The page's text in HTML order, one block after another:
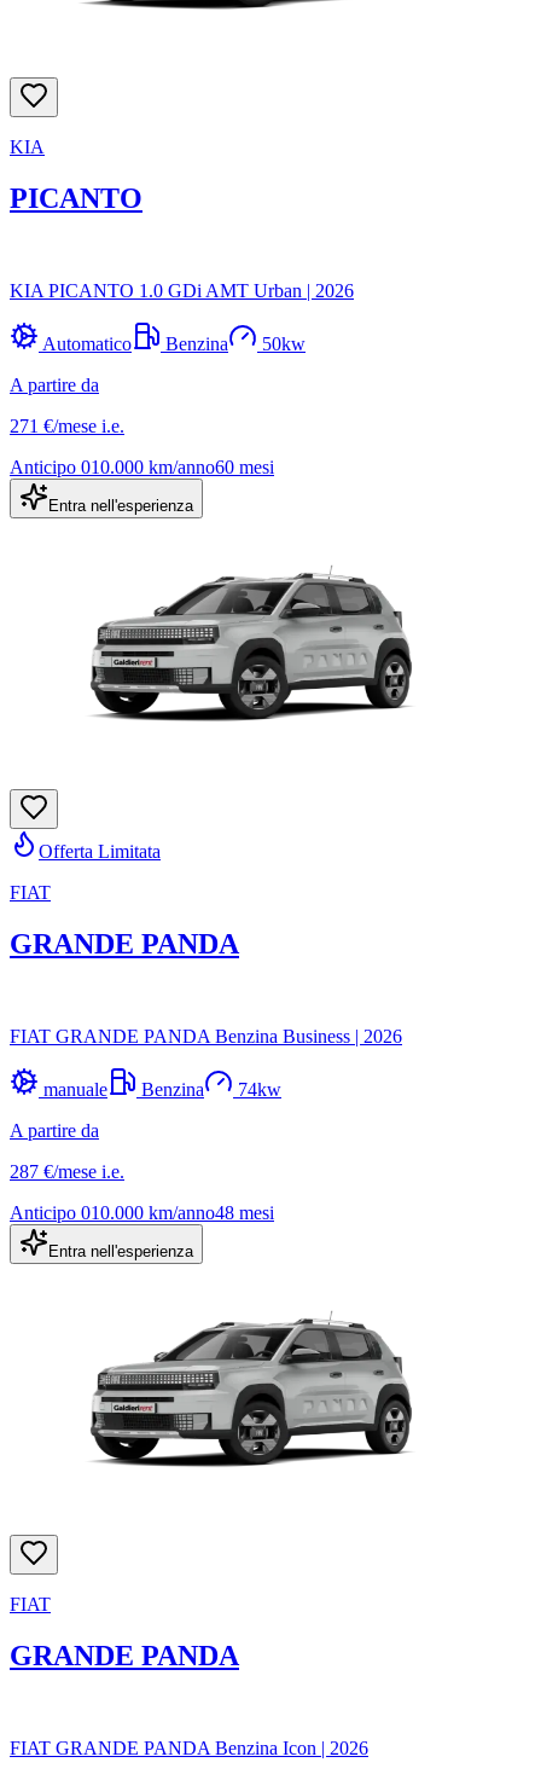
KIA
PICANTO
KIA PICANTO 1.0 GDi AMT Urban | 2026
Automatico Benzina 50kw
A partire da
271 €/mese i.e.
Anticipo 010.000 km/anno60 mesi
Entra nell'esperienza
Offerta Limitata
FIAT
GRANDE PANDA
FIAT GRANDE PANDA Benzina Business | 2026
manuale Benzina 74kw
A partire da
287 €/mese i.e.
Anticipo 010.000 km/anno48 mesi
Entra nell'esperienza
FIAT
GRANDE PANDA
FIAT GRANDE PANDA Benzina Icon | 2026